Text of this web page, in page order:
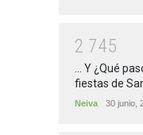
2 745
... Y ¿Qué
fiestas de
Neiva 30 junio,